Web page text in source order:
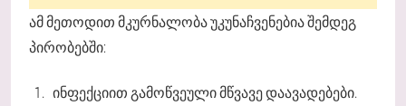
ამ მეთოდით მკურნალობა უკუნაჩვენებია შემდეგ
პირობებში:
ინფექციით გამოწვეული მწვავე დაავადებები.